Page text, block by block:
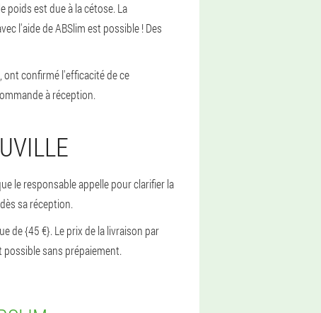
poids est due à la cétose. La
l'aide de ABSlim est possible ! Des
ont confirmé l'efficacité de ce
à réception.
le responsable appelle pour clarifier la
sa réception.
de {45 €}. Le prix de la livraison par
possible sans prépaiement.